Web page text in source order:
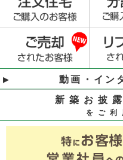
動画・イン
新築お披
をご利